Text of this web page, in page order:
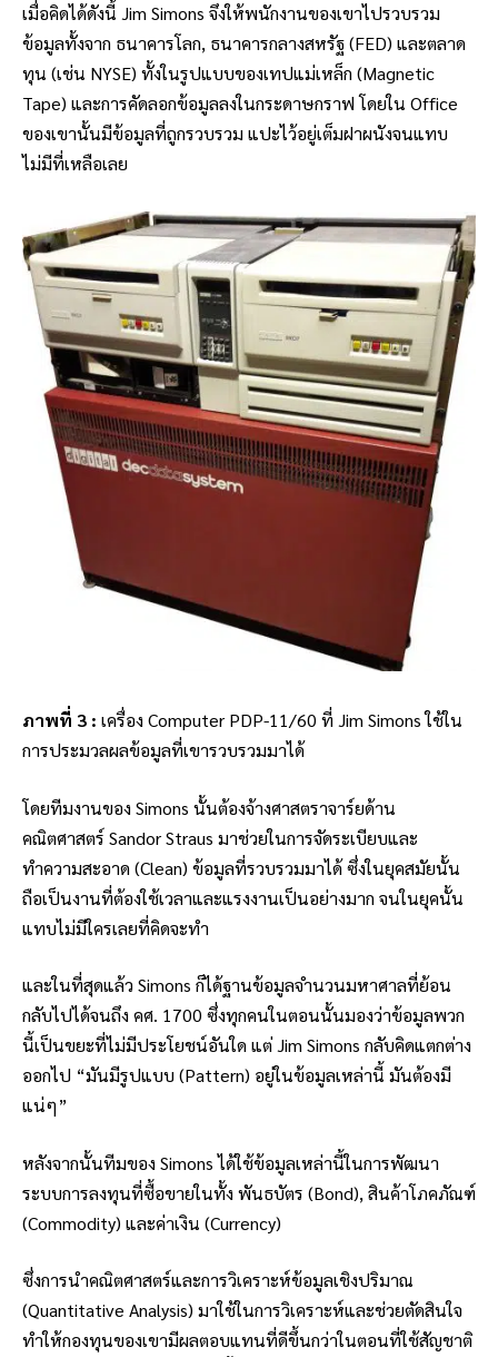
เมื่อคิดได้ดังนี้ Jim Simons จึงให้พนักงานของเขาไปรวบรวม
ข้อมูลทั้งจาก ธนาคารโลก, ธนาคารกลางสหรัฐ (FED) และตลาด
ทุน (เช่น NYSE) ทั้งในรูปแบบของเทปแม่เหล็ก (Magnetic
Tape) และการคัดลอกข้อมูลลงในกระดาษกราฟ โดยใน Office
ของเขานั้นมีข้อมูลที่ถูกรวบรวม แปะไว้อยู่เต็มฝาผนังจนแทบ
ไม่มีที่เหลือเลย
ภาพที่ 3 : เครื่อง Computer PDP-11/60 ที่ Jim Simons ใช้ใน
การประมวลผลข้อมูลที่เขารวบรวมมาได้
โดยทีมงานของ Simons นั้นต้องจ้างศาสตราจาร์ยด้าน
คณิตศาสตร์Sandor Straus มาช่วยในการจัดระเบียบและ
ทำความสะอาด (Clean) ข้อมูลที่รวบรวมมาได้ ซึ่งในยุคสมัยนั้น
ถือเป็นงานที่ต้องใช้เวลาและแรงงานเป็นอย่างมาก จนในยุคนั้น
แทบไม่มีใครเลยที่คิดจะทำ
และในที่สุดแล้ว Simons ก็ได้ฐานข้อมูลจำนวนมหาศาลที่ย้อน
กลับไปได้จนถึง คศ. 1700 ซึ่งทุกคนในตอนนั้นมองว่าข้อมูลพวก
นี้เป็นขยะที่ไม่มีประโยชน์อันใด แต่ Jim Simons กลับคิดแตกต่าง
ออกไป “มันมีรูปแบบ (Pattern) อยู่ในข้อมูลเหล่านี้ มันต้องมี
แน่ๆ”
หลังจากนั้นทีมของ Simons ได้ใช้ข้อมูลเหล่านี้ในการพัฒนา
ระบบการลงทุนที่ซื้อขายในทั้ง พันธบัตร (Bond), สินค้าโภคภัณฑ์
(Commodity) และค่าเงิน (Currency)
ซึ่งการนำคณิตศาสตร์และการวิเคราะห์ข้อมูลเชิงปริมาณ
(Quantitative Analysis) มาใช้ในการวิเคราะห์และช่วยตัดสินใจ
ทำให้กองทุนของเขามีผลตอบแทนที่ดีขึ้นกว่าในตอนที่ใช้สัญชาติ